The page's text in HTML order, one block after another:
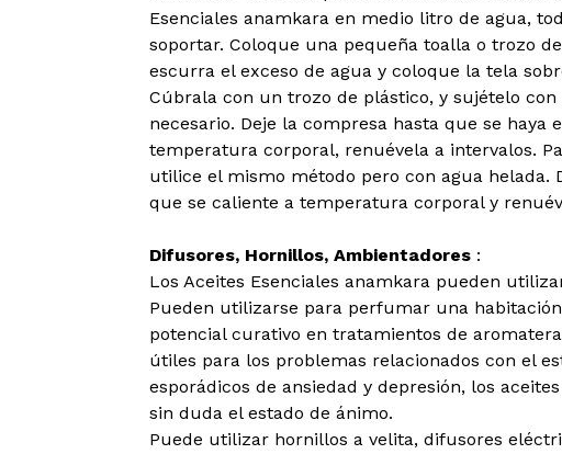
Esenciales anamkara en medio litro de agua,
soportar. Coloque una pequeña toalla o trozo
escurra el exceso de agua y coloque la tela
Cúbrala con un trozo de plástico, y sujételo con
necesario. Deje la compresa hasta que se haya
temperatura corporal, renuévela a intervalos.
utilice el mismo método pero con agua helada.
que se caliente a temperatura corporal y
Difusores, Hornillos, Ambientadores:
Los Aceites Esenciales anamkara pueden
Pueden utilizarse para perfumar una
potencial curativo en tratamientos de
útiles para los problemas relacionados con el
esporádicos de ansiedad y depresión, los
sin duda el estado de ánimo.
Puede utilizar hornillos a velita, difusores